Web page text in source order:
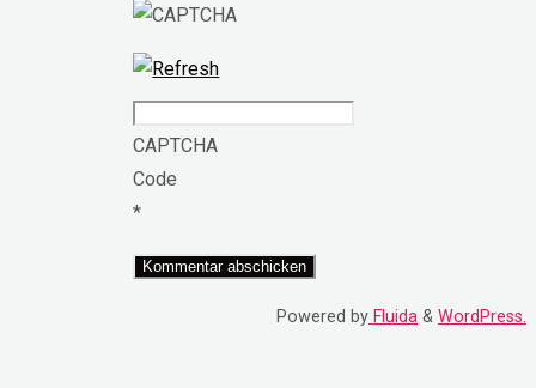
CAPTCHA
Code
*
Powered by Fluida & WordPress.